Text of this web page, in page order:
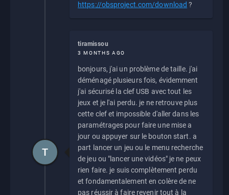
https://obsproject.com/download ?
tiramissou
3 MONTHS AGO
bonjours, j'ai un problème de taille. j'ai
déménagé plusieurs fois, évidemment
j'ai sécurisé la clef USB avec tout les
jeux et je l'ai perdu. je ne retrouve plus
cette clef et impossible d'aller dans les
paramétrages pour faire une mise a
jour ou appuyer sur le bouton start. a
part lancer un jeu ou le menu recherche
de jeu ou "lancer une vidéos" je ne peux
rien faire. je suis complètement perdu
et fondamentalement en colère de ne
pas réussir à faire revenir tout à la
T